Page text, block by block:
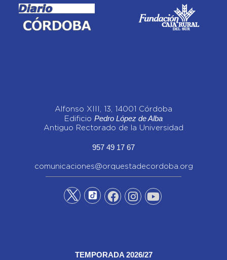
Alfonso XIII, 13, 14001 Córdoba
Edificio Pedro López de Alba
Antiguo Rectorado de la Universidad
957 49 17 67
comunicaciones@orquestadecordoba.org
TEMPORADA 2026/27